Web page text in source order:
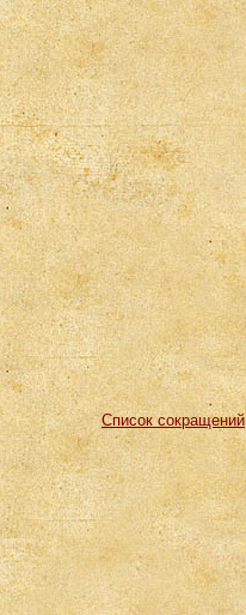
Список сокращений